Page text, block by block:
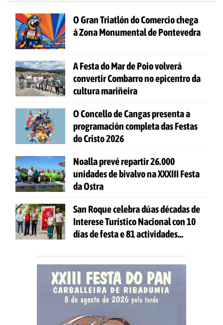
O Gran Triatlón do Comercio chega
á Zona Monumental de Pontevedra
A Festa do Mar de Poio volverá
convertir Combarro no epicentro da
cultura mariñeira
O Concello de Cangas presenta a
programación completa das Festas
do Cristo 2026
Noalla prevé repartir 26.000
unidades de bivalvo na XXXIII Festa
da Ostra
San Roque celebra dúas décadas de
Interese Turístico Nacional con 10
días de festa e 81 actividades